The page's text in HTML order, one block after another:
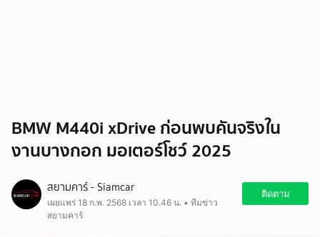
BMW M440i xDrive ก่อนพบคันจริงใน
งานบางกอก มอเตอร์โชว์ 2025
สยามคาร์ - Siamcar
เผยแพร่ 18 ก.พ. 2568 เวลา 10.46 น. • ทีมข่าว
สยามคาร์
ติดตาม